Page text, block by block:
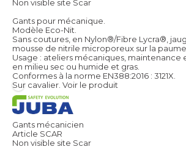
Non visible site Scar
Gants pour mécanique.
Modèle Eco-Nit.
Sans coutures, en Nylon®/Fibre Lycra®,
mousse de nitrile microporeux sur la paume.
Usage : ateliers mécaniques,
en milieu sec ou humide et gras.
Conformes à la norme EN388:2016 : 3121X.
Sur cavalier. Voir le produit
Gants mécanicien
Article SCAR
Non visible site Scar